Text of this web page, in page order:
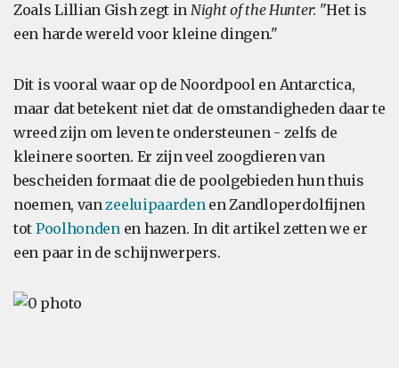
Zoals Lillian Gish zegt in Night of the Hunter: "Het is
een harde wereld voor kleine dingen."
Dit is vooral waar op de Noordpool en Antarctica,
maar dat betekent niet dat de omstandigheden daar te
wreed zijn om leven te ondersteunen - zelfs de
kleinere soorten. Er zijn veel zoogdieren van
bescheiden formaat die de poolgebieden hun thuis
noemen, vanzeeluipaardenen Zandloperdolfijnen
tot Poolhondenen hazen. In dit artikel zetten we er
een paar in de schijnwerpers.